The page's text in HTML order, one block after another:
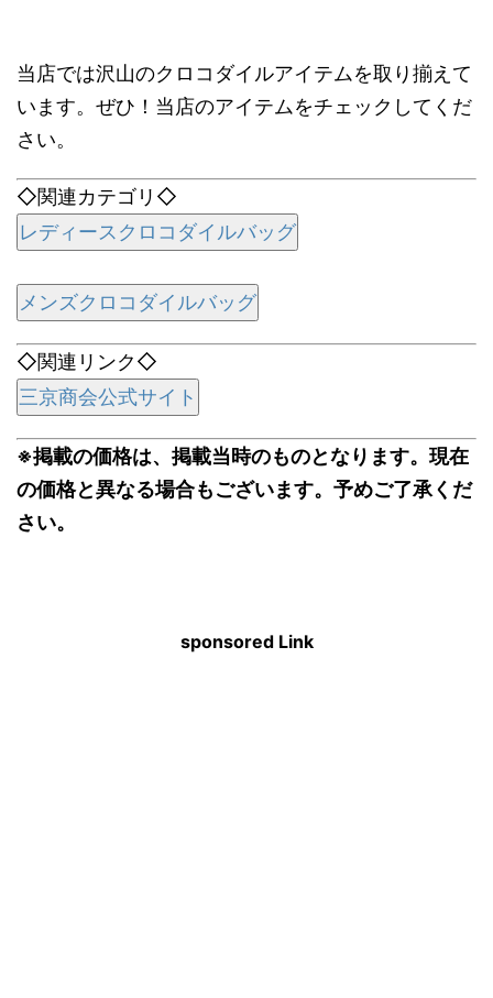
当店では沢山のクロコダイルアイテムを取り揃えて
います。ぜひ！当店のアイテムをチェックしてくだ
さい。
◇関連カテゴリ◇
レディースクロコダイルバッグ
メンズクロコダイルバッグ
◇関連リンク◇
三京商会公式サイト
※掲載の価格は、掲載当時のものとなります。現在
の価格と異なる場合もございます。予めご了承くだ
さい。
sponsored Link